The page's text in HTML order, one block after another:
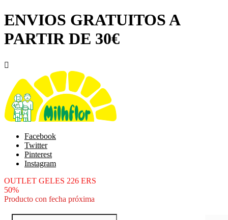
ENVIOS GRATUITOS A
PARTIR DE 30€

Facebook
Twitter
Pinterest
Instagram
OUTLET GELES 226 ERS
50%
Producto con fecha próxima